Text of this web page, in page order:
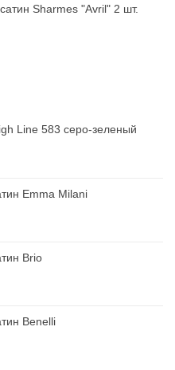
₽. Sharmes "Avril" 2 шт.
Line 583 серо-зеленый
₽
Emma Milani
₽
Brio
₽
Benelli